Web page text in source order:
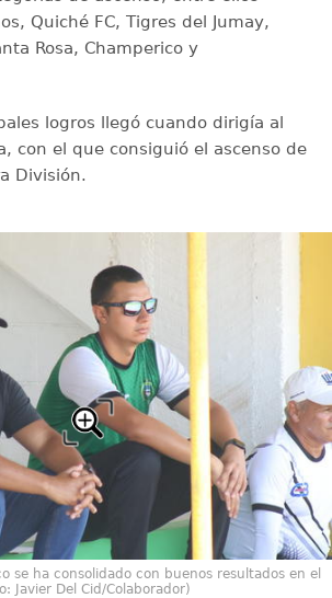
Quiché FC, Tigres del Jumay,
Rosa, Champerico y
logros llegó cuando dirigía al
con el que consiguió el ascenso de
División.
se ha consolidado con buenos resultados en el
Javier Del Cid/Colaborador)